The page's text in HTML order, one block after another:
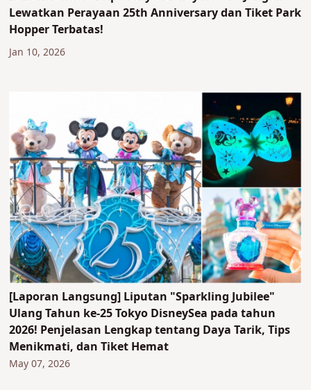
Lewatkan Perayaan 25th Anniversary dan Tiket Park
Hopper Terbatas!
Jan 10, 2026
[Laporan Langsung] Liputan "Sparkling Jubilee"
Ulang Tahun ke-25 Tokyo DisneySea pada tahun
2026! Penjelasan Lengkap tentang Daya Tarik, Tips
Menikmati, dan Tiket Hemat
May 07, 2026